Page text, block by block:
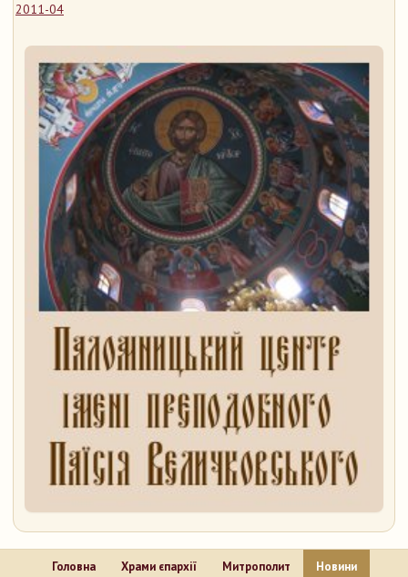
2011-04
Головна Храми єпархії Митрополит Новини